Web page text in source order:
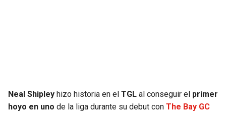
Neal Shipley hizo historia en el TGL al conseguir el primer
hoyo en uno de la liga durante su debut con The Bay GC